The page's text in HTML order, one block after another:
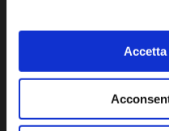
Iscriviti